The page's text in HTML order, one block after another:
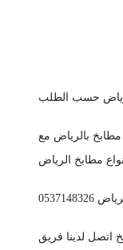
حسب الطلب
بالرياض مع
مطابخ الرياض
اتصل لدينا فريق